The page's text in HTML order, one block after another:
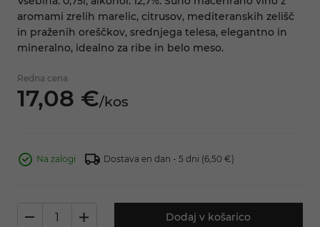
aromami zrelih marelic, citrusov, mediteranskih zelišč
in praženih oreščkov, srednjega telesa, elegantno in
mineralno, idealno za ribe in belo meso.
Redna cena
17,08 €/kos
Na zalogi Dostava en dan - 5 dni (6,50 €)
Dodaj v košarico